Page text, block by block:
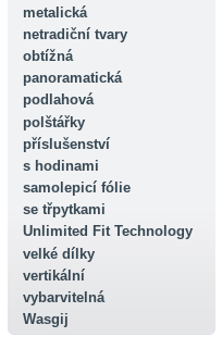
metalická
netradiční tvary
obtížná
panoramatická
podlahová
polštářky
příslušenství
s hodinami
samolepicí fólie
se třpytkami
Unlimited Fit Technology
velké dílky
vertikální
vybarvitelná
Wasgij